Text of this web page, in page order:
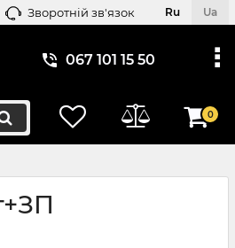
Зворотній зв'язок Ru Ua
067 101 15 50
0